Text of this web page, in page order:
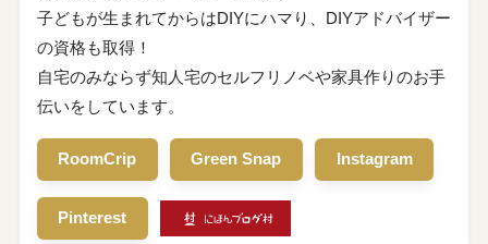
子どもが生まれてからはDIYにハマり、DIYアドバイザー
の資格も取得！
自宅のみならず知人宅のセルフリノベや家具作りのお手
伝いをしています。
RoomCrip Green Snap Instagram
Pinterest